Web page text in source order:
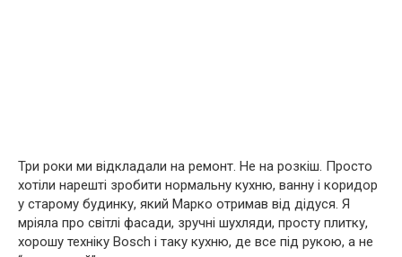
Три роки ми відкладали на ремонт. Не на розкіш. Просто
хотіли нарешті зробити нормальну кухню, ванну і коридор
у старому будинку, який Марко отримав від дідуся. Я
мріяла про світлі фасади, зручні шухляди, просту плитку,
хорошу техніку Bosch і таку кухню, де все під рукою, а не